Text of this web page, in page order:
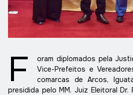
F
oram diplomados pela
Vice-Prefeitos e
comarcas de Arcos,
presidida pelo MM. Juiz Eleitoral Dr.